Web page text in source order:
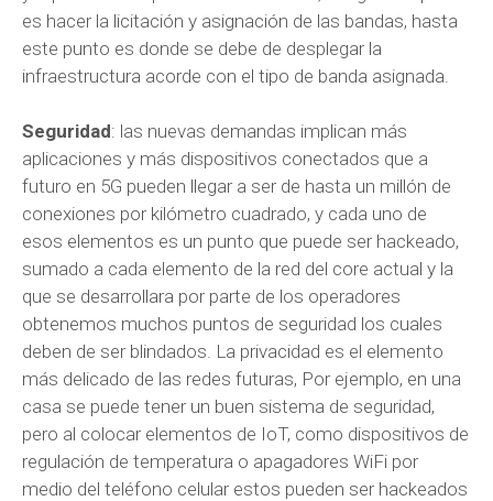
es hacer la licitación y asignación de las bandas, hasta
este punto es donde se debe de desplegar la
infraestructura acorde con el tipo de banda asignada.
Seguridad: las nuevas demandas implican más
aplicaciones y más dispositivos conectados que a
futuro en 5G pueden llegar a ser de hasta un millón de
conexiones por kilómetro cuadrado, y cada uno de
esos elementos es un punto que puede ser hackeado,
sumado a cada elemento de la red del core actual y la
que se desarrollara por parte de los operadores
obtenemos muchos puntos de seguridad los cuales
deben de ser blindados. La privacidad es el elemento
más delicado de las redes futuras, Por ejemplo, en una
casa se puede tener un buen sistema de seguridad,
pero al colocar elementos de IoT, como dispositivos de
regulación de temperatura o apagadores WiFi por
medio del teléfono celular estos pueden ser hackeados